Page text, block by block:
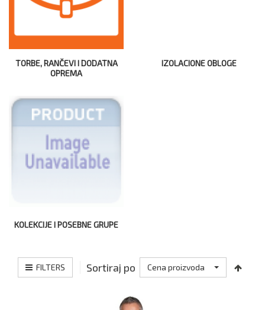
TORBE, RANČEVI I DODATNA
OPREMA
IZOLACIONE OBLOGE
KOLEKCIJE I POSEBNE GRUPE
FILTERS Sortiraj po Cena proizvoda